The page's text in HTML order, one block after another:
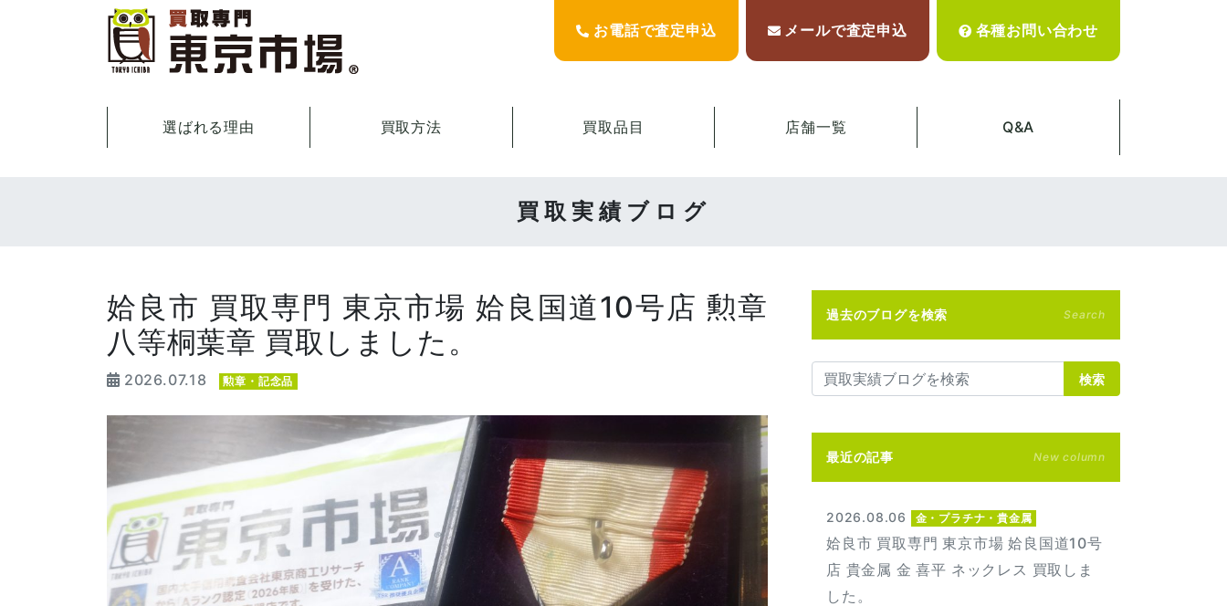
お電話で査定申込 メールで査定申込 各種お問い合わせ
選ばれる理由 買取方法 買取品目 店舗一覧 Q&A
買取実績ブログ
姶良市 買取専門 東京市場 姶良国道10号店 勲章
八等桐葉章 買取しました。
2026.07.18 勲章・記念品
過去のブログを検索 Search
検索
最近の記事 New column
2026.08.06 金・プラチナ・貴金属
姶良市 買取専門 東京市場 姶良国道10号
店 貴金属 金 喜平 ネックレス 買取しま
した。